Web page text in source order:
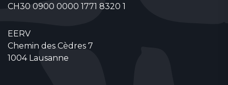
CH30 0900 0000 1771 8320 1
EERV
Chemin des Cèdres 7
1004 Lausanne